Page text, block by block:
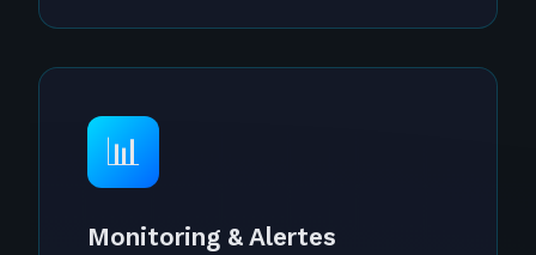
📊
Monitoring & Alertes